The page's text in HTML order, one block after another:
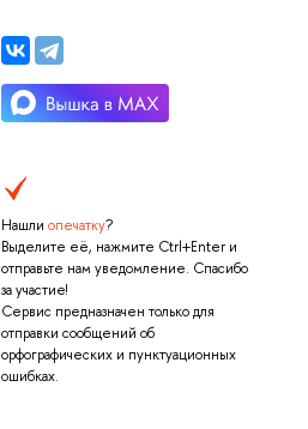
Нашли опечатку?
Выделите её, нажмите Ctrl+Enter и
отправьте нам уведомление. Спасибо
за участие!
Сервис предназначен только для
отправки сообщений об
орфографических и пунктуационных
ошибках.